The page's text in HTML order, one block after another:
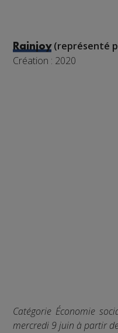
Rainjoy(représenté
Création : 2020
Catégorie Économie
mercredi 9 juin à partir